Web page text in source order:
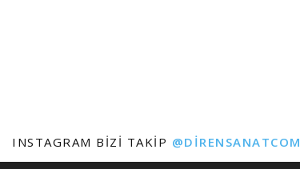
INSTAGRAM BIZI TAKIP @DIRENSANATCOM